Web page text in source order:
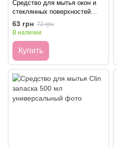
Средство для мытья окон и
стеклянных поверхностей
Sidolux Crystal Фруктовый
уксус 500мл
63 грн 72 грн
В наличии
Купить